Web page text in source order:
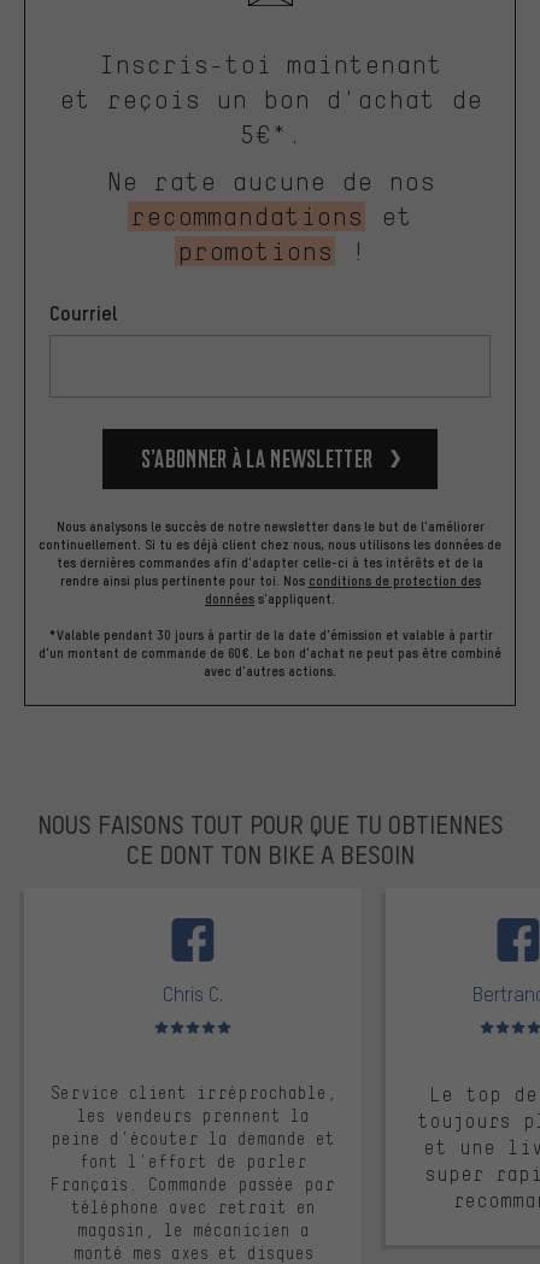
Inscris-toi maintenant
et reçois un bon d'achat de
5€*.
Ne rate aucune de nos
recommandations
et
promotions
!
Courriel
S’abonner à la newsletter
Nous analysons le succès de notre newsletter dans le but de l'améliorer
continuellement. Si tu es déjà client chez nous, nous utilisons les données de
tes dernières commandes afin d'adapter celle-ci à tes intérêts et de la
rendre ainsi plus pertinente pour toi. Nos conditions de protection des
données s'appliquent.
*Valable pendant 30 jours à partir de la date d'émission et valable à partir
d'un montant de commande de 60€. Le bon d'achat ne peut pas être combiné
avec d'autres actions.
NOUS FAISONS TOUT POUR QUE TU OBTIENNES
CE DONT TON BIKE A BESOIN
Chris C.
Note moyenne : 5 sur 5
Service client irréprochable,
les vendeurs prennent la
peine d'écouter la demande et
font l'effort de parler
Français. Commande passée par
téléphone avec retrait en
magasin, le mécanicien a
monté mes axes et disques
Note
Le top
toujours
et une
super